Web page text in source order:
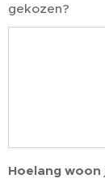
gekozen?
Hoelang woon